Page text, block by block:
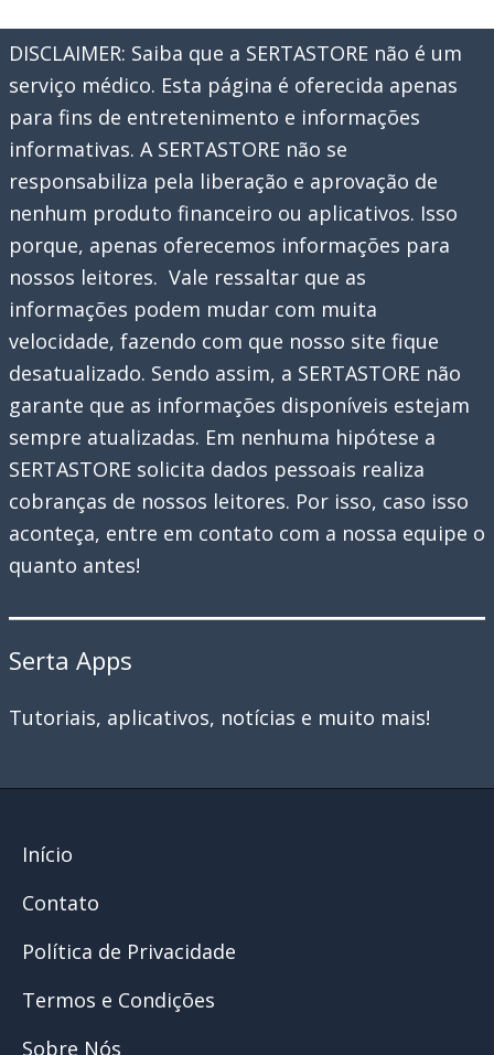
DISCLAIMER: Saiba que a SERTASTORE não é um
serviço médico. Esta página é oferecida apenas
para fins de entretenimento e informações
informativas. A SERTASTORE não se
responsabiliza pela liberação e aprovação de
nenhum produto financeiro ou aplicativos. Isso
porque, apenas oferecemos informações para
nossos leitores. Vale ressaltar que as
informações podem mudar com muita
velocidade, fazendo com que nosso site fique
desatualizado. Sendo assim, a SERTASTORE não
garante que as informações disponíveis estejam
sempre atualizadas. Em nenhuma hipótese a
SERTASTORE solicita dados pessoais realiza
cobranças de nossos leitores. Por isso, caso isso
aconteça, entre em contato com a nossa equipe o
quanto antes!
Serta Apps
Tutoriais, aplicativos, notícias e muito mais!
Início
Contato
Política de Privacidade
Termos e Condições
Sobre Nós